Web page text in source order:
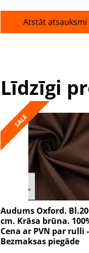
Atstāt atsauksmi
Līdzīgi
SALE
Audums Oxford.
cm. Krāsa brūna.
Cena ar PVN par rulli
Bezmaksas piegāde